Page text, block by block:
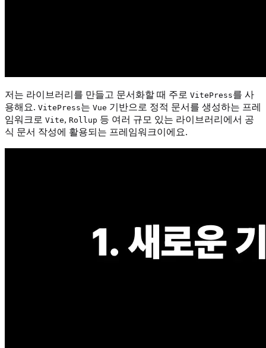
저는 라이브러리를 만들고 문서화할 때 주로 VitePress를 사
용해요. VitePress는 Vue 기반으로 정적 문서를 생성하는 프레
임워크로 Vite, Rollup 등 여러 규모 있는 라이브러리에서 공
식 문서 작성에 활용되는 프레임워크이에요.